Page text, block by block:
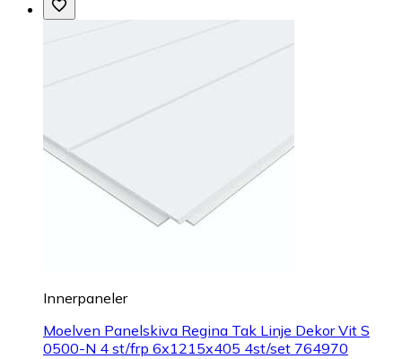
Innerpaneler
Moelven Panelskiva Regina Tak Linje Dekor Vit S
0500-N 4 st/frp 6x1215x405 4st/set 764970